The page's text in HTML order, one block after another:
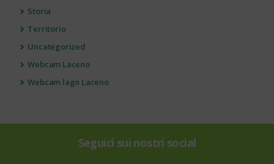
Storia
Territorio
Uncategorized
Webcam Laceno
Webcam lago Laceno
Seguici sui nostri social